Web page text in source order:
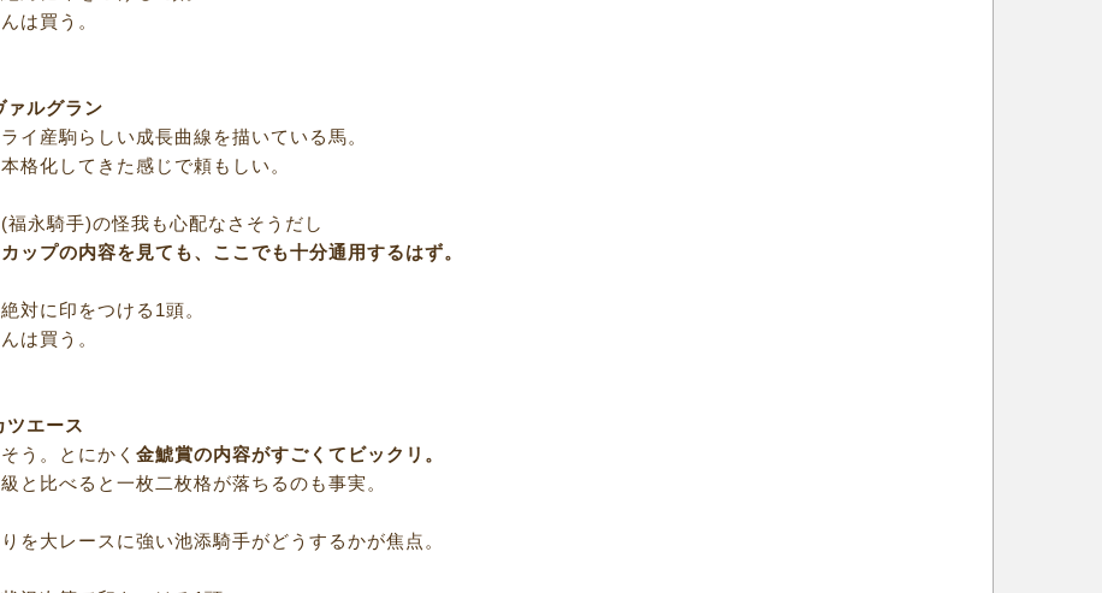
は買う。
ルグラン
イ産駒らしい成長曲線を描いている馬。
格化してきた感じで頼もしい。
福永騎手)の怪我も心配なさそうだし
ップの内容を見ても、ここでも十分通用するはず。
対に印をつける1頭。
は買う。
エース
う。とにかく金鯱賞の内容がすごくてビックリ。
と比べると一枚二枚格が落ちるのも事実。
を大レースに強い池添騎手がどうするかが焦点。